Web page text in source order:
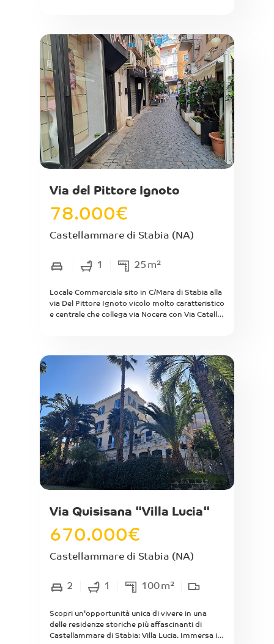
rispostiglio e 2 terrazzini di mq complessivi 15.
Riscaldamento autonomo. Luminoso. Arioso.
Da ristrutturare. Posto auto scoperto.
Possibilita' di box auto.
Via del Pittore Ignoto
78.000€
Castellammare di Stabia (NA)
1 25 m²
Locale Commerciale sito in C/Mare di Stabia alla
via Del Pittore Ignoto vicolo molto caratteristico
e centrale che collega via Nocera con Via Catello
disimpegno, bagno con annesso antibagno.
Completamente ristrutturato. Ideale per chi
lavora nel mondo dell’estetica.
Via Quisisana "Villa Lucia"
670.000€
Castellammare di Stabia (NA)
2 1 100m²
Scopri un'opportunità unica di vivere in una
delle residenze storiche più affascinanti di
Castellammare di Stabia: Villa Lucia. Immersa in